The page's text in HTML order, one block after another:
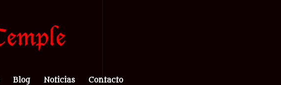
Blog Noticias Contacto